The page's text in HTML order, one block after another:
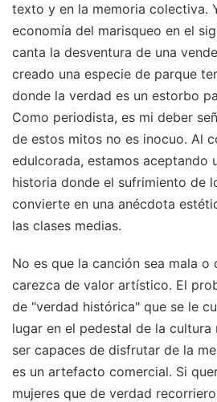
texto y en la memoria colectiva.
economía del marisqueo en el
canta la desventura de una
creado una especie de parque
donde la verdad es un estorbo
Como periodista, es mi deber
de estos mitos no es inocuo. Al
edulcorada, estamos aceptando
historia donde el sufrimiento de
convierte en una anécdota
las clases medias.
No es que la canción sea mala o
carezca de valor artístico. El
de "verdad histórica" que se le
lugar en el pedestal de la cultura
ser capaces de disfrutar de la
es un artefacto comercial. Si
mujeres que de verdad